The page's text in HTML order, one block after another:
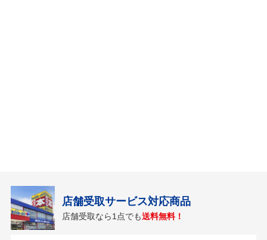
店舗受取サービス対応商品
店舗受取なら1点でも送料無料！